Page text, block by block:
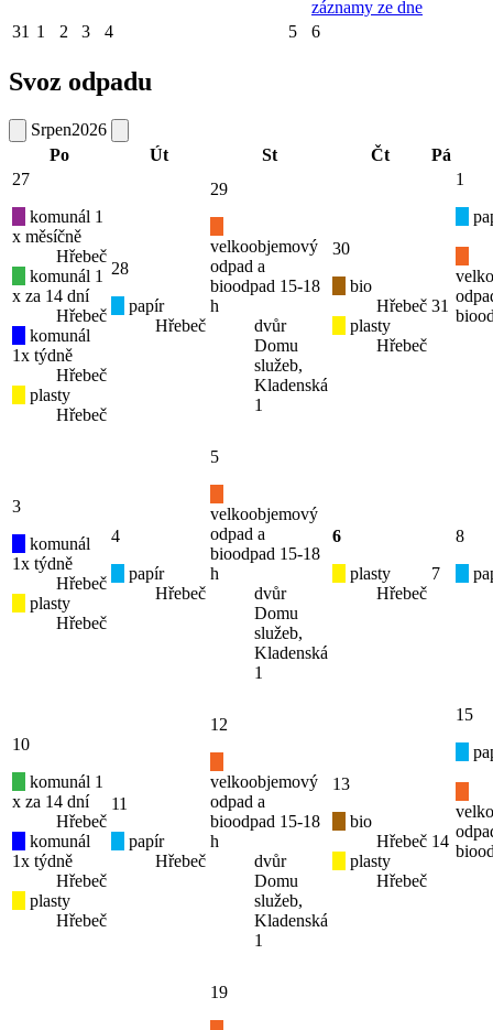
záznamy ze dne
31 1 2 3 4 5 6
Svoz odpadu
Srpen2026
Po
Út St Čt
Pá
27
komunál 1
x měsíčně
Hřebeč
komunál 1
x za 14 dní
Hřebeč
komunál
1x týdně
Hřebeč
plasty
Hřebeč
28
papír
Hřebeč
29
velkoobjemový
odpad a
bioodpad 15-18
h
dvůr
Domu
služeb,
Kladenská
1
30
bio
Hřebeč
plasty
Hřebeč
31
1
3
komunál
1x týdně
Hřebeč
plasty
Hřebeč
4
papír
Hřebeč
5
velkoobjemový
odpad a
bioodpad 15-18
h
dvůr
Domu
služeb,
Kladenská
1
6
plasty
Hřebeč
7
8
10
komunál 1
x za 14 dní
Hřebeč
komunál
1x týdně
Hřebeč
plasty
Hřebeč
11
papír
Hřebeč
12
velkoobjemový
odpad a
bioodpad 15-18
h
dvůr
Domu
služeb,
Kladenská
1
13
bio
Hřebeč
plasty
Hřebeč
14
15
19